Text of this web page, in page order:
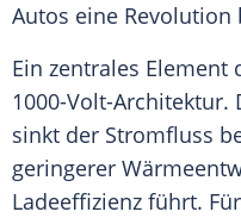
Autos eine Revolution
Ein zentrales Element
1000-Volt-
sinkt der Stromfluss
geringerer
Ladeeffizienz führt.